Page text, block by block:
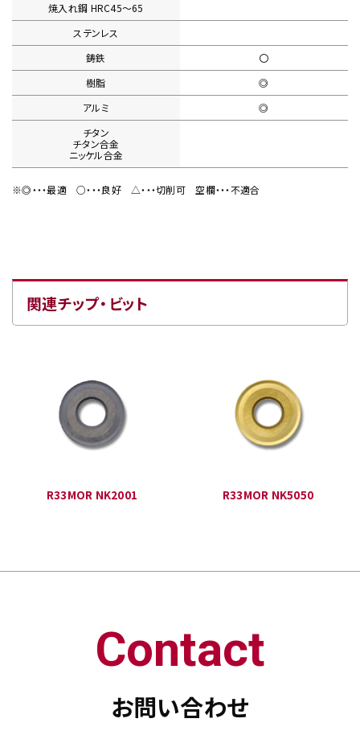
焼入れ鋼 HRC45〜65
ステンレス
鋳鉄
〇
樹脂
◎
アルミ
◎
チタン
チタン合金
ニッケル合金
※◎・・・最適○・・・良好△・・・切削可 空欄・・・不適合
関連チップ・ビット
R33MOR NK2001 R33MOR NK5050
Contact
お問い合わせ